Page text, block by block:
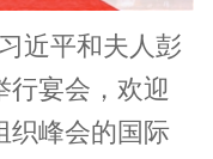
近平和夫人彭
行宴会，欢迎
织峰会的国际